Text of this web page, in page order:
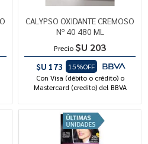
CALYPSO OXIDANTE CREMOSO
Nº 40 480 ML
Precio $U 203
$U 173
15%OFF
Con Visa (débito o crédito) o
Mastercard (credito) del BBVA